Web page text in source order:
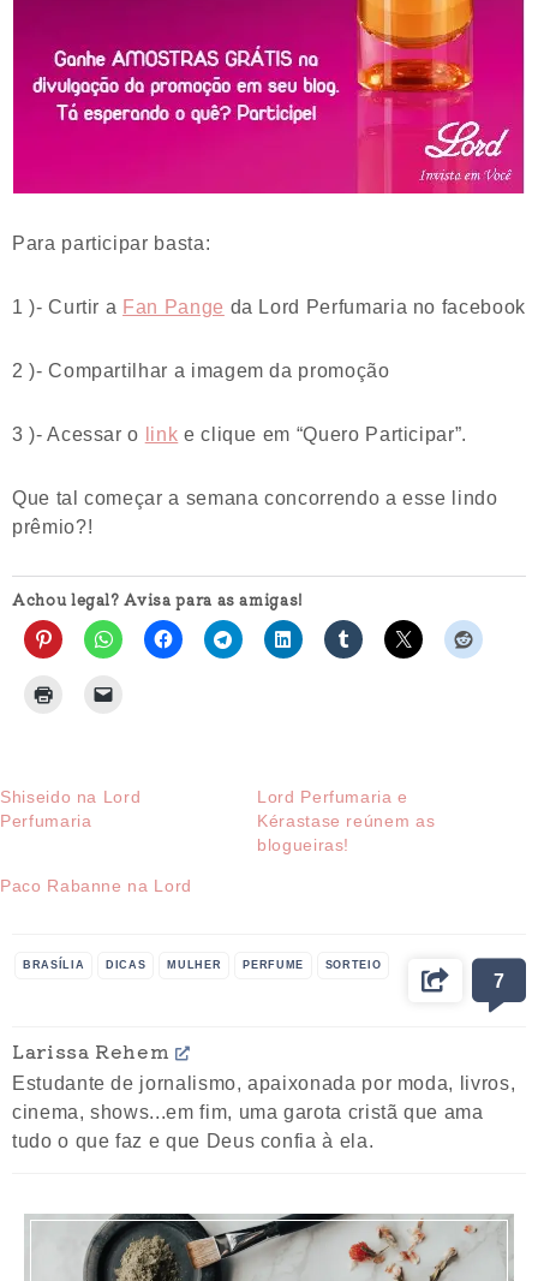
Para participar basta:
1 )- Curtir a Fan Pange da Lord Perfumaria no facebook
2 )- Compartilhar a imagem da promoção
3 )- Acessar o link e clique em “Quero Participar”.
Que tal começar a semana concorrendo a esse lindo
prêmio?!
Achou legal? Avisa para as amigas!
Shiseido na Lord
Perfumaria
Lord Perfumaria e
Kérastase reúnem as
blogueiras!
Paco Rabanne na Lord
BRASÍLIA DICAS MULHER PERFUME SORTEIO
7
Larissa Rehem
Estudante de jornalismo, apaixonada por moda, livros,
cinema, shows...em fim, uma garota cristã que ama
tudo o que faz e que Deus confia à ela.